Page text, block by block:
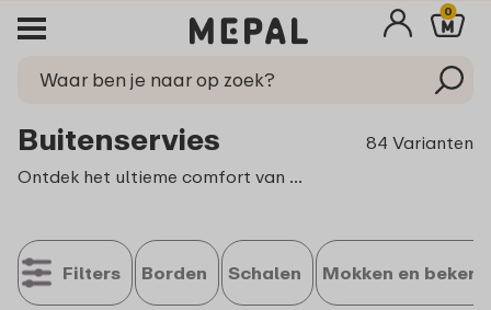
0
Buitenservies
84 Varianten
Ontdek het ultieme comfort van Mepal buitenservies, ontworpen voor avonturiers en levensgenieters. Met ons hoogwaardige buiten servies combineer je duurzaamheid met stijl, zodat je kunt genieten van heerlijke maaltijden in de buitenlucht. Ontdek ons assortiment kunststof borden en bekers, perfect voor elke buitenactiviteit.
Filters Borden Schalen Mokken en bekers